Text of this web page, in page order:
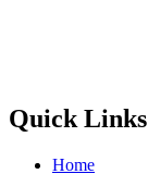
Quick Links
Home